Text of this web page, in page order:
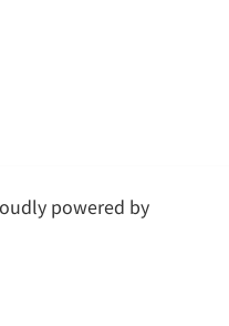
powered by